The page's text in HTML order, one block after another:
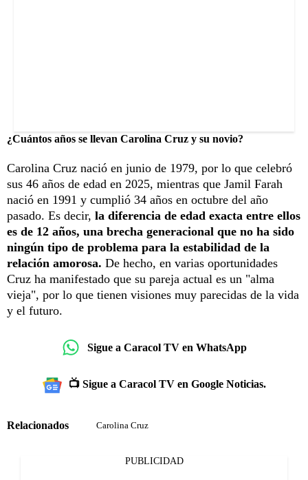
¿Cuántos años se llevan Carolina Cruz y su novio?
Carolina Cruz nació en junio de 1979, por lo que celebró
sus 46 años de edad en 2025, mientras que Jamil Farah
nació en 1991 y cumplió 34 años en octubre del año
pasado. Es decir, la diferencia de edad exacta entre ellos
es de 12 años, una brecha generacional que no ha sido
ningún tipo de problema para la estabilidad de la
relación amorosa. De hecho, en varias oportunidades
Cruz ha manifestado que su pareja actual es un "alma
vieja", por lo que tienen visiones muy parecidas de la vida
y el futuro.
Sigue a Caracol TV en WhatsApp
📺 Sigue a Caracol TV en Google Noticias.
Relacionados Carolina Cruz
PUBLICIDAD